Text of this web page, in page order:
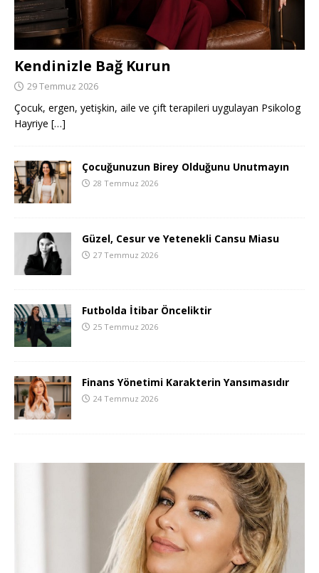
Kendinizle Bağ Kurun
29 Temmuz 2026
Çocuk, ergen, yetişkin, aile ve çift terapileri uygulayan Psikolog
Hayriye […]
Çocuğunuzun Birey Olduğunu Unutmayın
28 Temmuz 2026
Güzel, Cesur ve Yetenekli Cansu Miasu
27 Temmuz 2026
Futbolda İtibar Önceliktir
25 Temmuz 2026
Finans Yönetimi Karakterin Yansımasıdır
24 Temmuz 2026